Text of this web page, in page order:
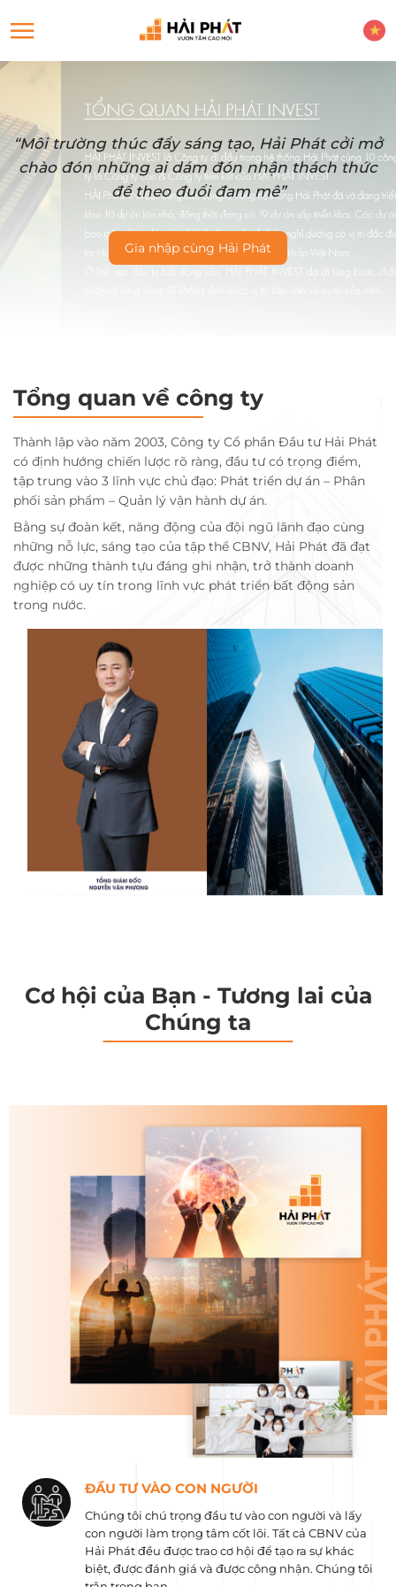
“Môi trường thúc đẩy sáng tạo, Hải Phát cởi mở
chào đón những ai dám đón nhận thách thức
để theo đuổi đam mê”
Gia nhập cùng Hải Phát
Tổng quan về công ty
Thành lập vào năm 2003, Công ty Cổ phần Đầu tư Hải Phát
có định hướng chiến lược rõ ràng, đầu tư có trọng điểm,
tập trung vào 3 lĩnh vực chủ đạo: Phát triển dự án – Phân
phối sản phẩm – Quản lý vận hành dự án.
Bằng sự đoàn kết, năng động của đội ngũ lãnh đạo cùng
những nỗ lực, sáng tạo của tập thể CBNV, Hải Phát đã đạt
được những thành tựu đáng ghi nhận, trở thành doanh
nghiệp có uy tín trong lĩnh vực phát triển bất động sản
trong nước.
Cơ hội của Bạn - Tương lai của
Chúng ta
ĐẦU TƯ VÀO CON NGƯỜI
Chúng tôi chú trọng đầu tư vào con người và lấy
con người làm trọng tâm cốt lõi. Tất cả CBNV của
Hải Phát đều được trao cơ hội để tạo ra sự khác
biệt, được đánh giá và được công nhận. Chúng tôi